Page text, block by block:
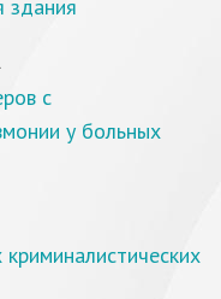
здания
с
у больных